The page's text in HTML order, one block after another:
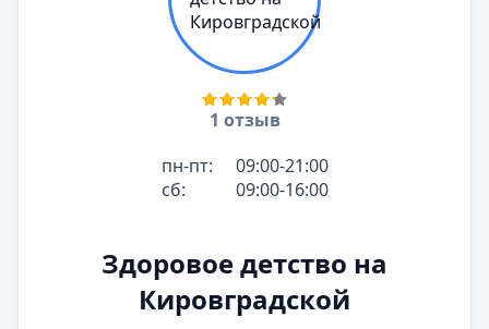
1 отзыв
пн-пт:
09:00-21:00
сб:
09:00-16:00
Здоровое детство на
Кировградской